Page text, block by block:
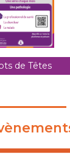
de Têtes